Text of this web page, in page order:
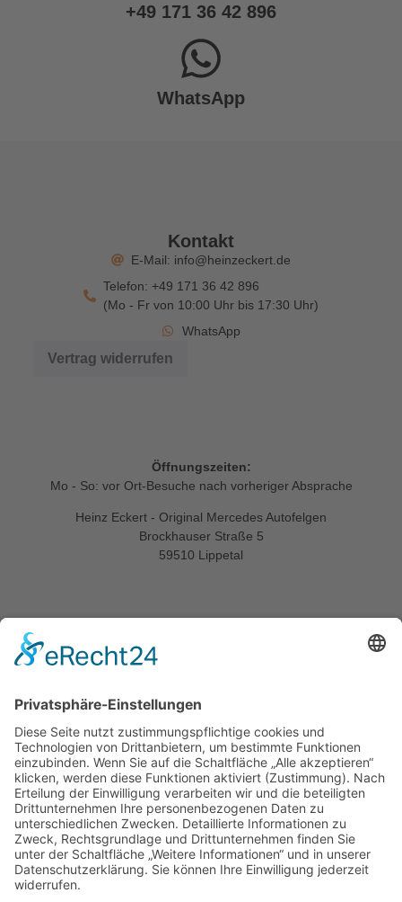
+49 171 36 42 896
WhatsApp
Öffnungszeiten:
Mo - So: vor Ort-Besuche nach vorheriger Absprache
Heinz Eckert - Original Mercedes Autofelgen
Brockhauser Straße 5
59510 Lippetal
Kontakt
E-Mail: info@heinzeckert.de
Telefon: +49 171 36 42 896
(Mo - Fr von 10:00 Uhr bis 17:30 Uhr)
WhatsApp
Vertrag widerrufen
Startseite
Impressum
Datenschutzerklärung
Allgemeine Geschäftsbedingungen
Widerrufsbelehrung
Versandarten
Zahlungsarten